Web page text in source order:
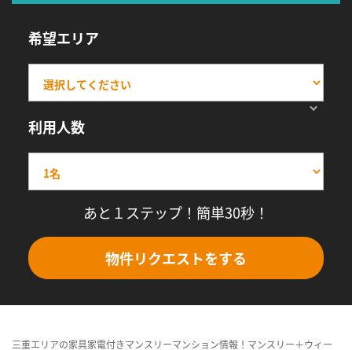
希望エリア
利用人数
あと１ステップ！簡単30秒！
物件リクエストをする
三重エリアの家具家電付きマンスリーマンション情報！マンスリー＋ウィー